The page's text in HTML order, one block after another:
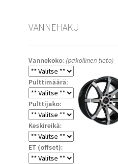
VANNEHAKU
Vannekoko: (pakollinen tieto)
Pulttimäärä:
Pulttijako:
Keskireikä:
ET (offset):